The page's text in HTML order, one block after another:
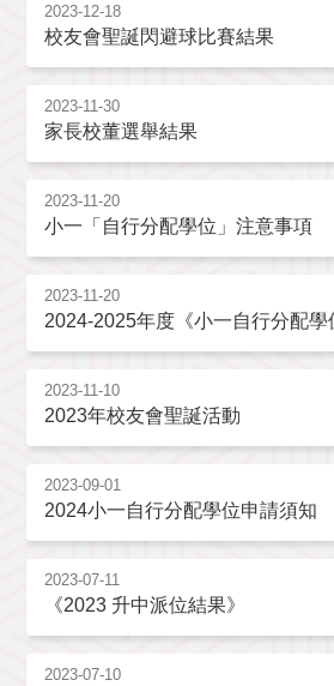
2023-12-18
校友會聖誕閃避球比賽結果
2023-11-30
家長校董選舉結果
2023-11-20
小一「自行分配學位」注意事項
2023-11-20
2024-2025年度《小一自行分配學
2023-11-10
2023年校友會聖誕活動
2023-09-01
2024小一自行分配學位申請須知
2023-07-11
《2023 升中派位結果》
2023-07-10